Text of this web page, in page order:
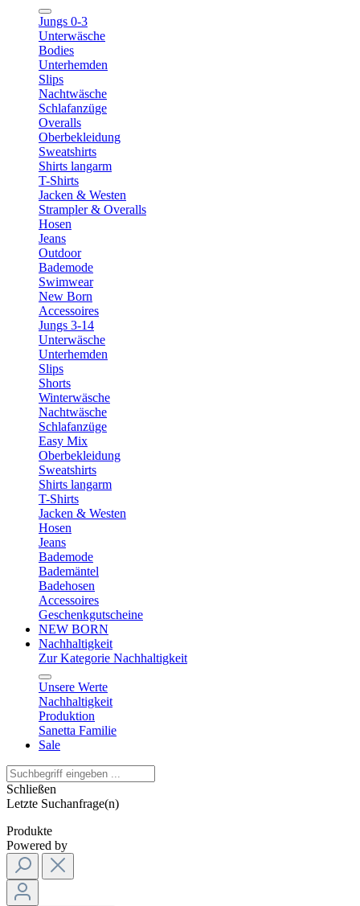
Jungs 0-3
Unterwäsche
Bodies
Unterhemden
Slips
Nachtwäsche
Schlafanzüge
Overalls
Oberbekleidung
Sweatshirts
Shirts langarm
T-Shirts
Jacken & Westen
Strampler & Overalls
Hosen
Jeans
Outdoor
Bademode
Swimwear
New Born
Accessoires
Jungs 3-14
Unterwäsche
Unterhemden
Slips
Shorts
Winterwäsche
Nachtwäsche
Schlafanzüge
Easy Mix
Oberbekleidung
Sweatshirts
Shirts langarm
T-Shirts
Jacken & Westen
Hosen
Jeans
Bademode
Bademäntel
Badehosen
Accessoires
Geschenkgutscheine
NEW BORN
Nachhaltigkeit
Zur Kategorie Nachhaltigkeit
Unsere Werte
Nachhaltigkeit
Produktion
Sanetta Familie
Sale
Schließen
Letzte Suchanfrage(n)
Produkte
Powered by